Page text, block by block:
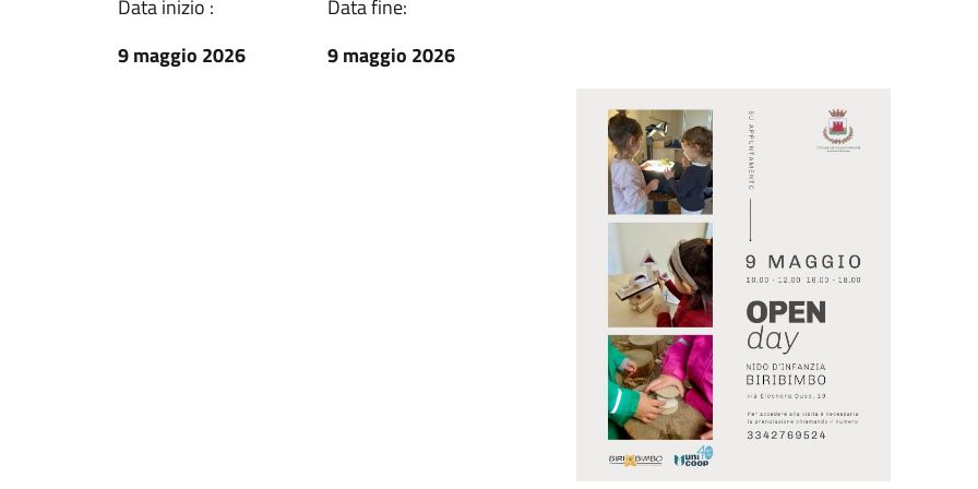
Data inizio :
9 maggio 2026
Data fine:
9 maggio 2026